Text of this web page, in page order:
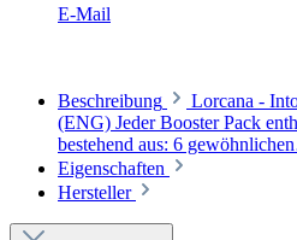
E-Mail
Beschreibung
Lorcana -
(ENG) Jeder Booster Pack
bestehend aus: 6
Eigenschaften
Hersteller